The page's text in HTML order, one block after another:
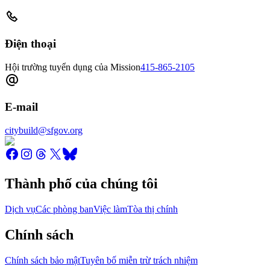
Điện thoại
Hội trường tuyển dụng của Mission415-865-2105
E-mail
citybuild@sfgov.org
Thành phố của chúng tôi
Dịch vụCác phòng banViệc làmTòa thị chính
Chính sách
Chính sách bảo mậtTuyên bố miễn trừ trách nhiệm